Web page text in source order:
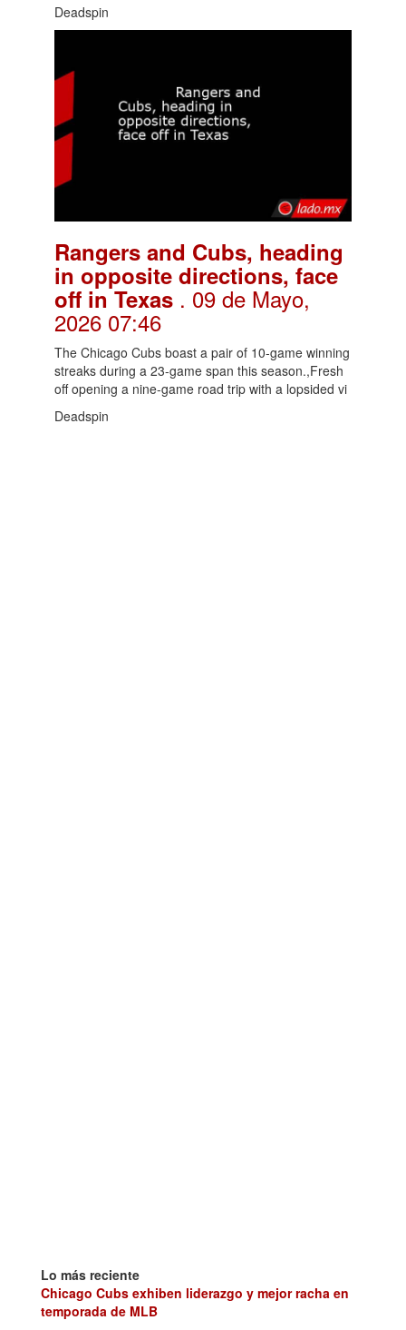
Deadspin
Rangers and Cubs, heading
in opposite directions, face
off in Texas . 09 de Mayo,
2026 07:46
The Chicago Cubs boast a pair of 10-game winning
streaks during a 23-game span this season.,Fresh
off opening a nine-game road trip with a lopsided vi
Deadspin
Lo más reciente
Chicago Cubs exhiben liderazgo y mejor racha en
temporada de MLB